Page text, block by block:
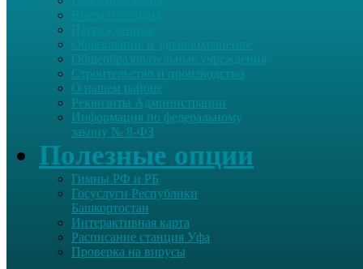
Награжденные
Образование и здравоохранение
Общеобразовательные учреждения
Строительство и производство
О нашем районе
Реквизиты Администрации
Информация по федеральному
закону № 8-ФЗ
Полезные опции
Гимны РФ и РБ
Госуслуги Республики
Башкортостан
Интерактивная карта
Расписание станция Уфа
Проверка на вирусы